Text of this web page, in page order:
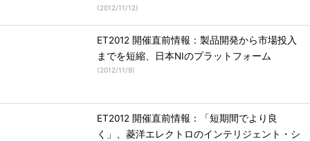
(2012/11/12)
ET2012 開催直前情報：製品開発から市場投入
までを短縮、日本NIのプラットフォーム
(2012/11/9)
ET2012 開催直前情報：「短期間でより良
く」、菱洋エレクトロのインテリジェント・シ